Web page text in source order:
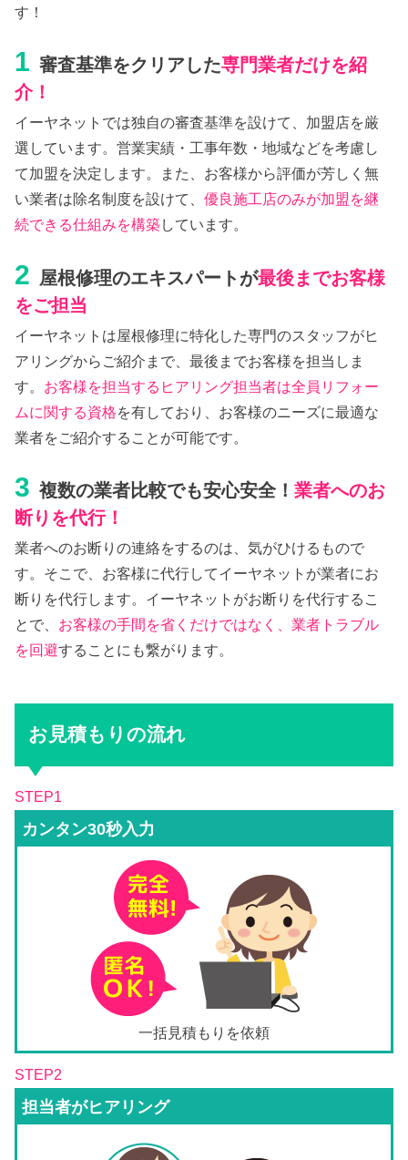
す！
1 審査基準をクリアした専門業者だけを紹
介！
イーヤネットでは独自の審査基準を設けて、加盟店を厳
選しています。営業実績・工事年数・地域などを考慮し
て加盟を決定します。また、お客様から評価が芳しく無
い業者は除名制度を設けて、優良施工店のみが加盟を継
続できる仕組みを構築しています。
2 屋根修理のエキスパートが最後までお客様
をご担当
イーヤネットは屋根修理に特化した専門のスタッフがヒ
アリングからご紹介まで、最後までお客様を担当しま
す。 お客様を担当するヒアリング担当者は全員リフォー
ムに関する資格を有しており、お客様のニーズに最適な
業者をご紹介することが可能です。
3 複数の業者比較でも安心安全！業者へのお
断りを代行！
業者へのお断りの連絡をするのは、気がひけるもので
す。そこで、お客様に代行してイーヤネットが業者にお
断りを代行します。イーヤネットがお断りを代行するこ
とで、 お客様の手間を省くだけではなく、業者トラブル
を回避することにも繋がります。
お見積もりの流れ
STEP1
カンタン30秒入力
一括見積もりを依頼
STEP2
担当者がヒアリング